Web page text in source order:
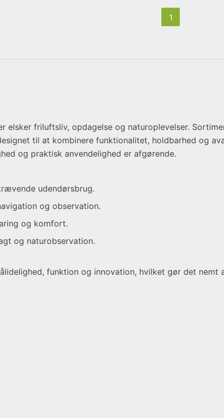
1
elsker friluftsliv, opdagelse og naturoplevelser.
til at kombinere funktionalitet, holdbarhed og
og praktisk anvendelighed er afgørende.
udendørsbrug.
og observation.
og komfort.
og naturobservation.
funktion og innovation, hvilket gør det nemt